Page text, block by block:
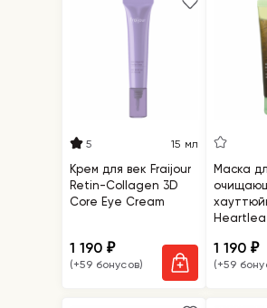
5 15 мл
Крем для век Fraijour
Retin-Collagen 3D
Core Eye Cream
1 190₽
(+59 бонусов)
Маска
1 190₽
(+59